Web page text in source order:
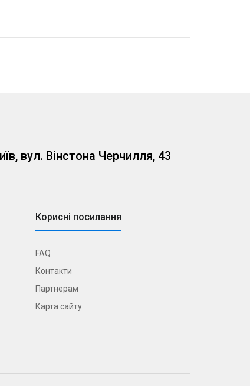
вул. Вінстона Черчилля, 43
Корисні посилання
FAQ
Контакти
Партнерам
Карта сайту